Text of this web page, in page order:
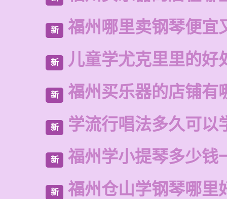
新 福州哪里卖钢琴便宜
新 儿童学尤克里里的好
新 福州买乐器的店铺有
新 学流行唱法多久可以
新 福州学小提琴多少钱
新 福州仓山学钢琴哪里